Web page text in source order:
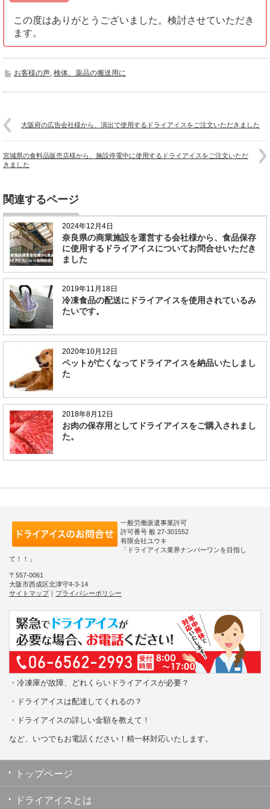
この度はありがとうございました。検討させていただき
ます。
お客様の声, 検体、薬品の搬送用に
大阪府の広告会社様から、演出で使用するドライアイスをご注文いただきました
宮城県の食料品販売店様から、施設停電中に使用するドライアイスをご注文いただ
きました
関連するページ
2024年12月4日
奈良県の商業施設を運営する会社様から、食品保存
に使用するドライアイスについてお問合せいただき
ました
2019年11月18日
冷凍食品の配送にドライアイスを使用されているみ
たいです。
2020年10月12日
ペットが亡くなってドライアイスを納品いたしまし
た
2018年8月12日
お肉の保存用としてドライアイスをご購入されまし
た。
一般労働派遣事業許可
許可番号 般 27-301552
有限会社ユウキ
「ドライアイス業界ナンバーワンを目指し
て！！」
〒557-0061
大阪市西成区北津守4-3-14
サイトマップ｜ プライバシーポリシー
・冷凍庫が故障、どれくらいドライアイスが必要？
・ドライアイスは配達してくれるの？
・ドライアイスの詳しい金額を教えて！
など、いつでもお電話ください！精一杯対応いたします。
トップページ
ドライアイスとは